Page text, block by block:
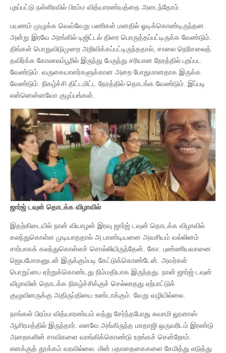
புறப்பட்டு நள்ளிரவில் பிரம்ம வித்யாரண்யத்தை அடைந்தோம்.
பயணம் முழுக்க வெவ்வேறு பணிகள் மனதில் ஓடிக்கொண்டிருந்தன.
அன்று இரவே அரங்கில் டிஜிட்டல் திரை பொருத்தப்பட்டிருக்க வேண்டும்.
திங்கள் பொதுவிடுமுறை அறிவிக்கப்பட்டிருந்ததால், சாலை நெரிசலைத்
தவிர்க்க கோலாலம்பூரில் இருந்து பேருந்து சரியான நேரத்தில் புறப்பட
வேண்டும். வருகையாளர்களுக்கான அறை போதுமானதாக இருக்க
வேண்டும். நிகழ்ச்சி திட்டமிட்ட நேரத்தில் தொடங்க வேண்டும். இப்படி
என்னென்னவோ குழப்பங்கள்.
ஜார்ஜ் டவுன் தொடக்க விழாவில்
இதற்கிடையில் நான் வியாழன் இரவு ஜார்ஜ் டவுன் தொடக்க விழாவில்
கலந்துகொள்ள முடியாததால் அ.பாண்டியனை அவசியம் வல்லினம்
சார்பாகக் கலந்துகொள்ளச் சொல்லியிருந்தேன். கோ. புண்ணியவானை
ஜெயமோகனுடன் இருக்கும்படி கேட்டுக்கொண்டேன். அவர்கள்
பொறுப்பை ஏற்றுக்கொண்டது நிம்மதியாக இருந்தது. நான் ஜார்ஜ் டவுன்
விழாவின் தொடக்க நிகழ்ச்சிக்குச் செல்லாதது ஏற்பாட்டுக்
குழுவினருக்கு அதிருப்தியை உண்டாக்கும். வேறு வழியில்லை.
நாங்கள் பிரம்ம வித்யாரண்யம் வந்து சேர்ந்தபோது சுவாமி லூனாஸ்
ஆசிரமத்தில் இருந்தார். எனவே அங்கிருந்த மாதாஜி ஒருவரிடம் இரண்டு
அறைகளின் சாவிகளை வாங்கிக்கொண்டு உறங்கச் சென்றோம்.
எனக்குத் தூக்கம் வரவில்லை. மின் பதாதைகைகளை சேமித்து எடுத்து